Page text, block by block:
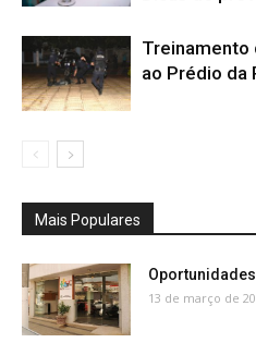
Treinamento
ao Prédio da
Mais Populares
13 de março de